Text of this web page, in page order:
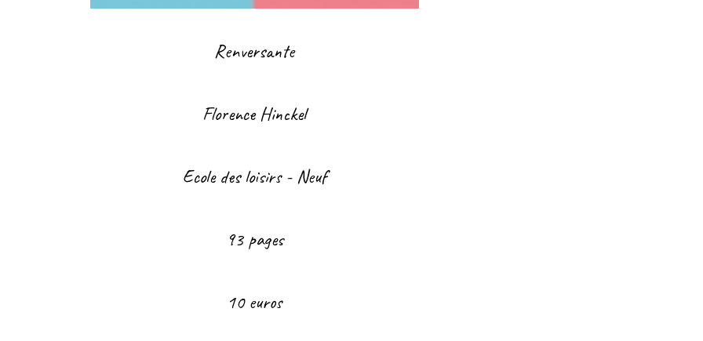
Renversante
Florence Hinckel
Ecole des loisirs - Neuf
93 pages
10 euros